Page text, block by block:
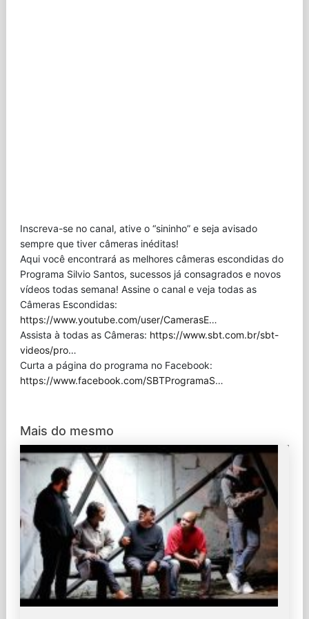
Inscreva-se no canal, ative o “sininho” e seja avisado
sempre que tiver câmeras inéditas!
Aqui você encontrará as melhores câmeras escondidas do
Programa Silvio Santos, sucessos já consagrados e novos
vídeos todas semana! Assine o canal e veja todas as
Câmeras Escondidas:
https://www.youtube.com/user/CamerasE…
Assista à todas as Câmeras: https://www.sbt.com.br/sbt-
videos/pro…
Curta a página do programa no Facebook:
https://www.facebook.com/SBTProgramaS…
Mais do mesmo